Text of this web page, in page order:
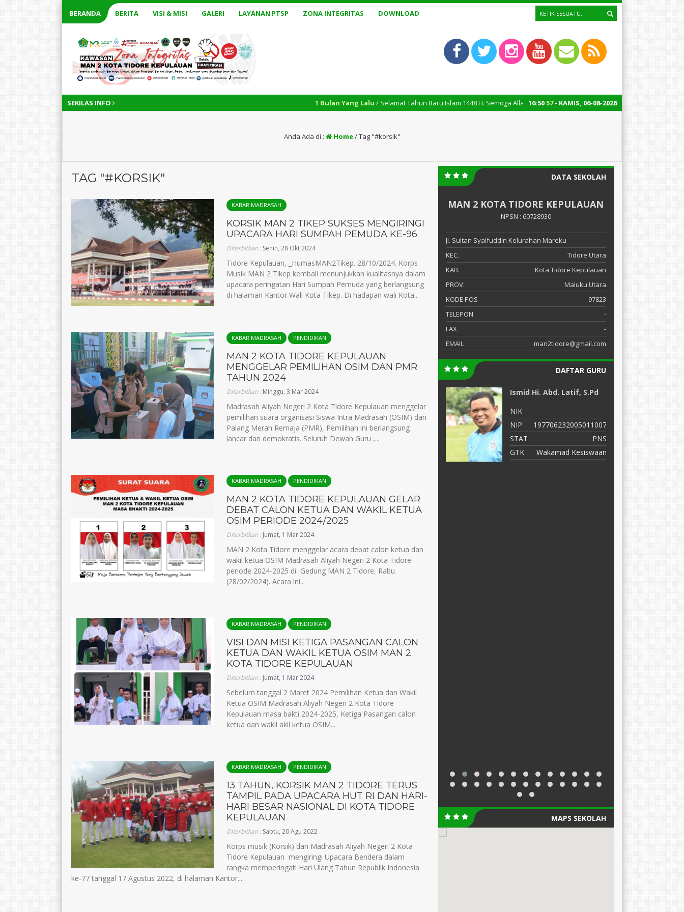
BERANDA BERITA VISI & MISI GALERI LAYANAN PTSP ZONA INTEGRITAS DOWNLOAD
SEKILAS INFO 16:50 57- KAMIS, 06-08-2026
1 Bulan Yang Lalu / Selamat Tahun Baru Islam 1448 H. Semoga Allah SWT melimpahkan keberkahan, kesehatan, dan
Anda Ada di : Home/Tag "#korsik"
TAG "#KORSIK"
KABAR MADRASAH
KORSIK MAN 2 TIKEP SUKSES MENGIRINGI
UPACARA HARI SUMPAH PEMUDA KE-96
Diterbitkan :Senin, 28 Okt 2024
Tidore Kepulauan, _HumasMAN2Tikep. 28/10/2024. Korps
Musik MAN 2 Tikep kembali menunjukkan kualitasnya dalam
upacara peringatan Hari Sumpah Pemuda yang berlangsung
di halaman Kantor Wali Kota Tikep. Di hadapan wali Kota...
KABAR MADRASAH PENDIDIKAN
MAN 2 KOTA TIDORE KEPULAUAN
MENGGELAR PEMILIHAN OSIM DAN PMR
TAHUN 2024
Diterbitkan :Minggu, 3 Mar 2024
Madrasah Aliyah Negeri 2 Kota Tidore Kepulauan menggelar
pemilihan suara organisasi Siswa Intra Madrasah (OSIM) dan
Palang Merah Remaja (PMR), Pemilihan ini berlangsung
lancar dan demokratis. Seluruh Dewan Guru ,...
KABAR MADRASAH PENDIDIKAN
MAN 2 KOTA TIDORE KEPULAUAN GELAR
DEBAT CALON KETUA DAN WAKIL KETUA
OSIM PERIODE 2024/2025
Diterbitkan :Jumat, 1 Mar 2024
MAN 2 Kota Tidore menggelar acara debat calon ketua dan
wakil ketua OSIM Madrasah Aliyah Negeri 2 Kota Tidore
periode 2024-2025 di Gedung MAN 2 Tidore, Rabu
(28/02/2024). Acara ini...
KABAR MADRASAH PENDIDIKAN
VISI DAN MISI KETIGA PASANGAN CALON
KETUA DAN WAKIL KETUA OSIM MAN 2
KOTA TIDORE KEPULAUAN
Diterbitkan :Jumat, 1 Mar 2024
Sebelum tanggal 2 Maret 2024 Pemilihan Ketua dan Wakil
Ketua OSIM Madrasah Aliyah Negeri 2 Kota Tidore
Kepulauan masa bakti 2024-2025, Ketiga Pasangan calon
ketua dan wakil akil ketua OSIM...
KABAR MADRASAH PENDIDIKAN
13 TAHUN, KORSIK MAN 2 TIDORE TERUS
TAMPIL PADA UPACARA HUT RI DAN HARI-
HARI BESAR NASIONAL DI KOTA TIDORE
KEPULAUAN
Diterbitkan :Sabtu, 20 Agu 2022
Korps musik (Korsik) dari Madrasah Aliyah Negeri 2 Kota
Tidore Kepulauan mengiringi Upacara Bendera dalam
rangka memperingati Hari Ulang Tahun Republik Indonesia
ke-77 tanggal 17 Agustus 2022, di halaman Kantor...
DATA SEKOLAH
MAN 2 KOTA TIDORE KEPULAUAN
NPSN : 60728930
Jl. Sultan Syaifuddin Kelurahan Mareku
KEC.
Tidore Utara
KAB.
Kota Tidore Kepulauan
PROV.
Maluku Utara
KODE POS
97823
TELEPON
-
FAX
-
EMAIL
man2tidore@gmail.com
DAFTAR GURU
PNS
Janiba Fabanyo, S.Pd
NIK
NIP
STAT
PNS
NIK
NIP
STAT
Ismid Hi. Abd. Latif, S.Pd
NIK
NIP
197706232005011007
STAT
PNS
GTK
Wakamad Kesiswaan
MAPS SEKOLAH